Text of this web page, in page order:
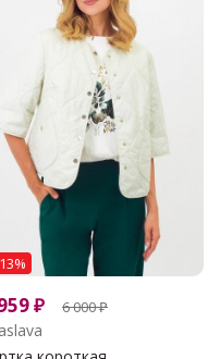
₽ 6 000₽